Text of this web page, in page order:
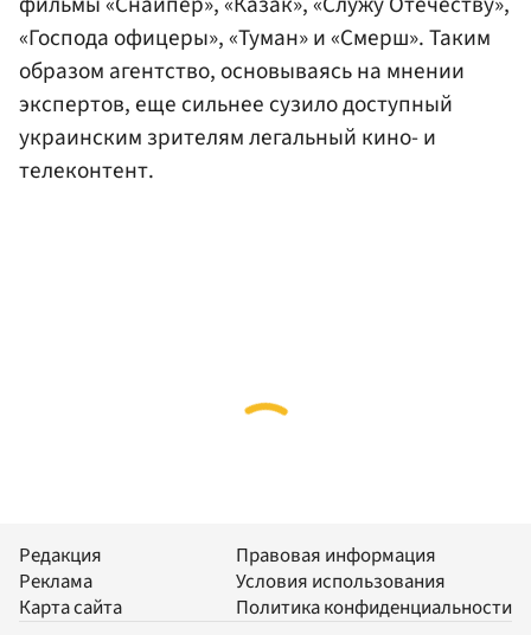
«Господа офицеры», «Туман» и «Смерш». Таким
образом агентство, основываясь на мнении
экспертов, еще сильнее сузило доступный
украинским зрителям легальный кино- и
телеконтент.
Редакция
Реклама
Карта сайта
Правовая информация
Условия использования
Политика конфиденциальности